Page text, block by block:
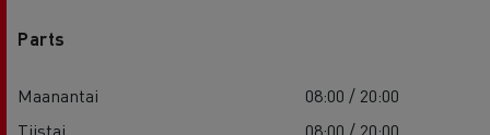
Parts
Maanantai
08:00 / 20:00
Tiistai
08:00 / 20:00